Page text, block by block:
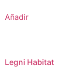
Añadir
Legni Habitat